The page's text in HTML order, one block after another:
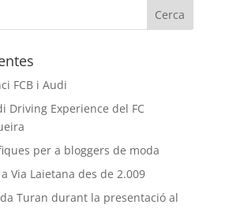
FCB i Audi
Driving Experience del FC
per a bloggers de moda
Via Laietana des de 2.009
Turan durant la presentació al